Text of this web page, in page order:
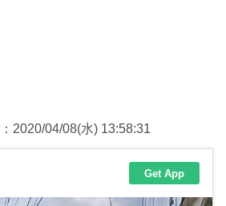
：2020/04/08(水) 13:58:31